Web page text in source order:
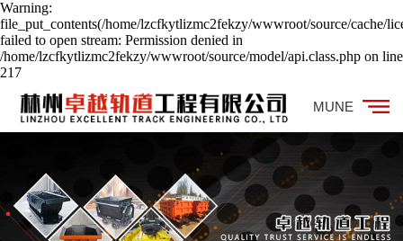
Warning:
file_put_contents(/home/lzcfkytlizmc2fekzy/wwwroot/source/cache/
failed to open stream: Permission denied in
/home/lzcfkytlizmc2fekzy/wwwroot/source/model/api.class.php on line
217
MUNE